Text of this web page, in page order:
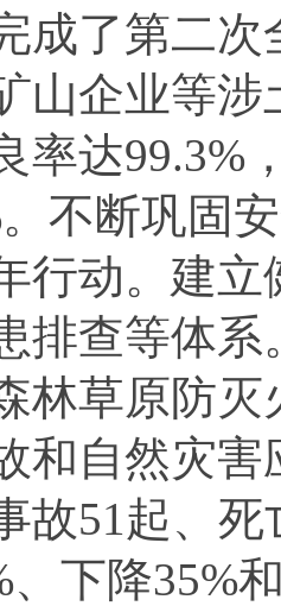
成了第二
山企业等
率达99.3%
。不断巩固
行动。建
排查等体
林草原防
和自然灾
故51起、
、下降35%